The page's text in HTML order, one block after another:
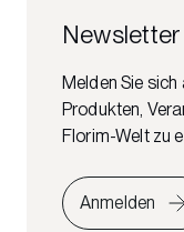
Melden Sie sich
Produkten,
Florim-Welt zu
Anmelden